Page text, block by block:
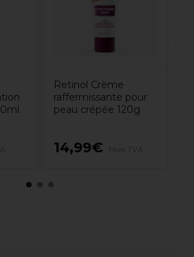
Retinol Crème
raffermissante pour
peau crépée 120g
14,99€